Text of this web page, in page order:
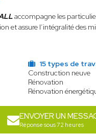
accompagne les
et assure l’intégralité des
15 types de
Construction neuve
Rénovation
Rénovation
ENVOYER UN
Réponse sous 72 heures